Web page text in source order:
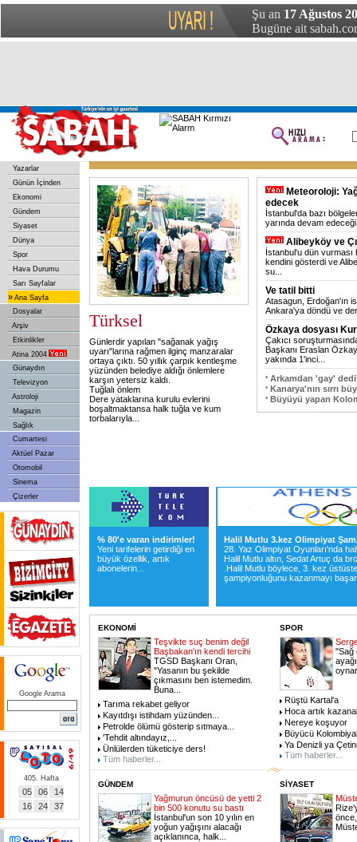
Şu an 17 Ağustos
Bugüne ait
Yazarlar
Günün İçinden
Ekonomi
Gündem
Siyaset
Dünya
Spor
Hava Durumu
Sarı Sayfalar
» Ana Sayfa
Dosyalar
Arşiv
Etkinlikler
Atina 2004
Günaydın
Televizyon
Astroloji
Magazin
Sağlık
Cumartesi
Aktüel Pazar
Otomobil
Sinema
Çizerler
Google Arama
405. Hafta
05 06
14
16
24 37
Türksel
Günlerdir yapılan "sağanak yağış
uyarı"larına rağmen ilginç manzaralar
ortaya çıktı. 50 yıllık çarpık kentleşme
yüzünden belediye aldığı önlemlere
karşın yetersiz kaldı.
Tuğlalı önlem
Dere yataklarına kurulu evlerini
boşaltmaktansa halk tuğla ve kum
torbalarıyla
Meteoroloji:
edecek
İstanbul'da bazı
yarında devam
Alibeyköy ve
İstanbul'u dün vurması
kendini gösterdi ve
su
Ve tatil bitti
Atasagun, Erdoğan'ın
Ankara'ya döndü ve
Özkaya dosyası
Çakıcı
Başkanı Eraslan
yakında 1'inci
Arkamdan 'gay'
Kanarya'nın sırrı
Büyüyü yapan
% 80'e varan indirimler!
Yeni tarifelerin getirdiği en
büyük özellik, artık
abonelerin
Halil Mutlu 3.kez Olimpiyat
28. Yaz Olimpiyat Oyunları'nda
Halil Mutlu altın, Sedat Artuç da
.Halil Mutlu böylece, 3. kez
şampiyonluğunu kazanmayı
EKONOMİ
Teşvikte suç benim değil
Başbakan'ın kendi tercihi
TGSD Başkanı Oran,
"Yasanın bu şekilde
çıkmasını ben istemedim.
Buna
Tarıma rekabet geliyor
Kayıtdışı istihdam yüzünden
Petrolde ölümü gösterip sıtmaya
'Tehdit altındayız,
Ünlülerden tüketiciye ders!
Tüm haberler...
SPOR
"Sağ
Rüştü Kartal'a
Hoca artık
Nereye koşuyor
Büyücü
Ya Denizli ya
Tüm haberler...
GÜNDEM
Yağmurun öncüsü de yetti 2
bin 500 konutu su bastı
İstanbul'un son 10 yılın en
yoğun yağışını alacağı
açıklanınca, halk
SİYASET